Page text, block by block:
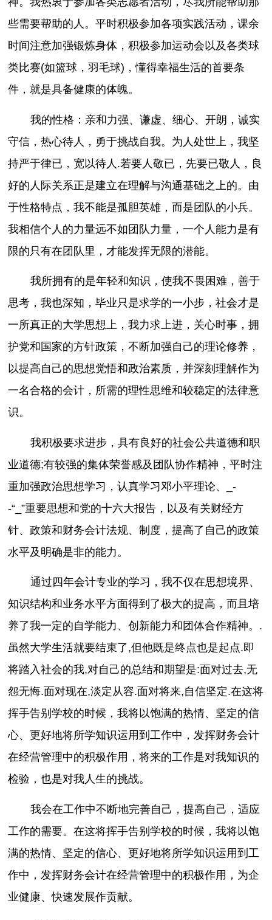
些需要帮助的人。平时积极参加各项实践活动，课余
时间注意加强锻炼身体，积极参加运动会以及各类球
类比赛(如篮球，羽毛球)，懂得幸福生活的首要条
件，就是具备健康的体魄。
我的性格：亲和力强、谦虚、细心、开朗，诚实
守信，热心待人，勇于挑战自我。为人处世上，我坚
持严于律已，宽以待人.若要人敬已，先要已敬人，良
好的人际关系正是建立在理解与沟通基础之上的。由
于性格特点，我不能是孤胆英雄，而是团队的小兵。
我相信个人的力量远不如团队力量，一个人能力是有
限的只有在团队里，才能发挥无限的潜能。
我所拥有的是年轻和知识，使我不畏困难，善于
思考，我也深知，毕业只是求学的一小步，社会才是
一所真正的大学思想上，我力求上进，关心时事，拥
护党和国家的方针政策，不断加强自己的理论修养，
以提高自己的思想觉悟和政治素质，并深刻理解作为
一名合格的会计，所需的理性思维和较稳定的法律意
识。
我积极要求进步，具有良好的社会公共道德和职
业道德;有较强的集体荣誉感及团队协作精神，平时注
重加强政治思想学习，认真学习邓小平理论、_-
-“_”重要思想和党的十六大报告，以及有关财经方
针、政策和财务会计法规、制度，提高了自己的政策
水平及明确是非的能力。
通过四年会计专业的学习，我不仅在思想境界、
知识结构和业务水平方面得到了极大的提高，而且培
养了我一定的自学能力、创新能力和团体合作精神。.
虽然大学生活就要结束了,但他既是终点也是起点.即
将踏入社会的我,对自己的总结和期望是:面对过去,无
怨无悔.面对现在,淡定从容.面对将来,自信坚定.在这将
挥手告别学校的时候，我将以饱满的热情、坚定的信
心、更好地将所学知识运用到工作中，发挥财务会计
在经营管理中的积极作用，将来的工作是对我知识的
检验，也是对我人生的挑战。
我会在工作中不断地完善自己，提高自己，适应
工作的需要。在这将挥手告别学校的时候，我将以饱
满的热情、坚定的信心、更好地将所学知识运用到工
作中，发挥财务会计在经营管理中的积极作用，为企
业健康、快速发展作贡献。